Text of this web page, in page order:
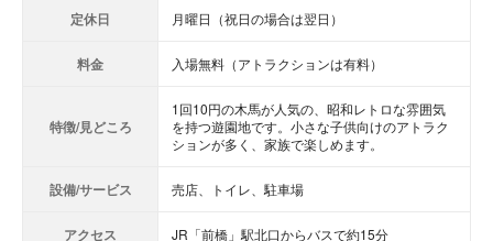
定休日 月曜日（祝日の場合は翌日）
料金 入場無料（アトラクションは有料）
特徴/見どころ
1回10円の木馬が人気の、昭和レトロな雰囲気
を持つ遊園地です。小さな子供向けのアトラク
ションが多く、家族で楽しめます。
設備/サービス 売店、トイレ、駐車場
アクセス JR「前橋」駅北口からバスで約15分